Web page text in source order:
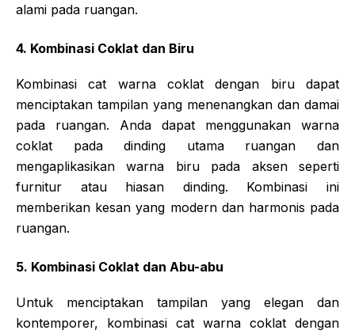
alami pada ruangan.
4. Kombinasi Coklat dan Biru
Kombinasi cat warna coklat dengan biru dapat
menciptakan tampilan yang menenangkan dan damai
pada ruangan. Anda dapat menggunakan warna
coklat pada dinding utama ruangan dan
mengaplikasikan warna biru pada aksen seperti
furnitur atau hiasan dinding. Kombinasi ini
memberikan kesan yang modern dan harmonis pada
ruangan.
5. Kombinasi Coklat dan Abu-abu
Untuk menciptakan tampilan yang elegan dan
kontemporer, kombinasi cat warna coklat dengan